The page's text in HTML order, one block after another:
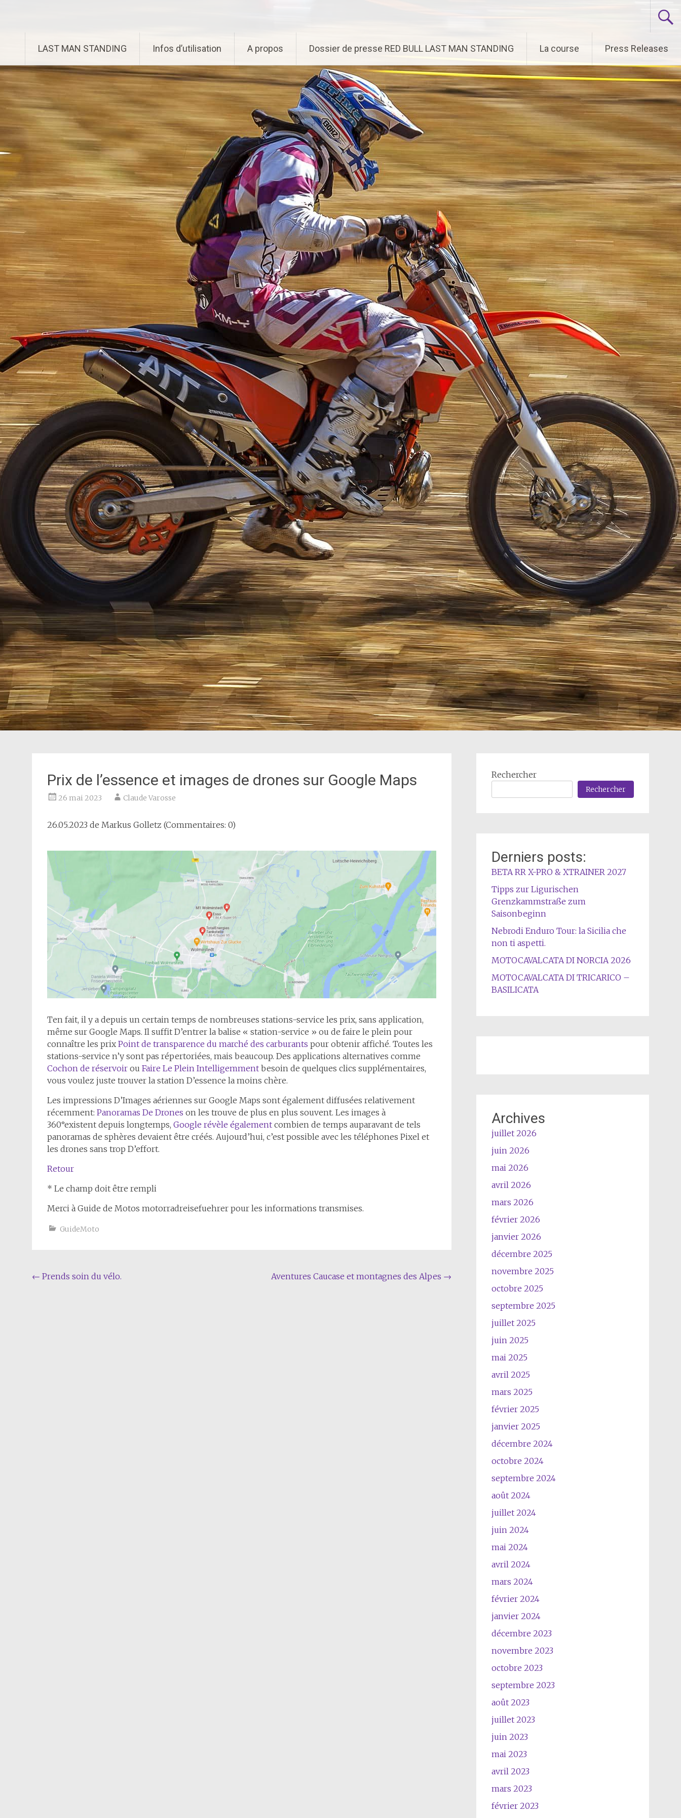
contenu
LAST MAN STANDING Infos d’utilisation A propos Dossier de presse RED BULL LAST MAN STANDING La course Press Releases
Prix de l’essence et images de drones sur Google Maps
26 mai 2023 Claude Varosse
26.05.2023 de Markus Golletz (Commentaires: 0)
Ten fait, il y a depuis un certain temps de nombreuses stations-service les prix, sans application,
même sur Google Maps. Il suffit D’entrer la balise « station-service » ou de faire le plein pour
connaître les prix Point de transparence du marché des carburants pour obtenir affiché. Toutes les
stations-service n’y sont pas répertoriées, mais beaucoup. Des applications alternatives comme
Cochon de réservoir ou Faire Le Plein Intelligemment besoin de quelques clics supplémentaires,
vous voulez juste trouver la station D’essence la moins chère.
Les impressions D’Images aériennes sur Google Maps sont également diffusées relativement
récemment: Panoramas De Drones on les trouve de plus en plus souvent. Les images à
360°existent depuis longtemps, Google révèle également combien de temps auparavant de tels
panoramas de sphères devaient être créés. Aujourd’hui, c’est possible avec les téléphones Pixel et
les drones sans trop D’effort.
Retour
* Le champ doit être rempli
Merci à Guide de Motos motorradreisefuehrer pour les informations transmises.
GuideMoto
Navigation
← Prends soin du vélo. Aventures Caucase et montagnes des Alpes →
Rechercher
Rechercher
Derniers posts:
BETA RR X-PRO & XTRAINER 2027
Tipps zur Ligurischen
Grenzkammstraße zum
Saisonbeginn
Nebrodi Enduro Tour: la Sicilia che
non ti aspetti.
MOTOCAVALCATA DI NORCIA 2026
MOTOCAVALCATA DI TRICARICO –
BASILICATA
Archives
juillet 2026
juin 2026
mai 2026
avril 2026
mars 2026
février 2026
janvier 2026
décembre 2025
novembre 2025
octobre 2025
septembre 2025
juillet 2025
juin 2025
mai 2025
avril 2025
mars 2025
février 2025
janvier 2025
décembre 2024
octobre 2024
septembre 2024
août 2024
juillet 2024
juin 2024
mai 2024
avril 2024
mars 2024
février 2024
janvier 2024
décembre 2023
novembre 2023
octobre 2023
septembre 2023
août 2023
juillet 2023
juin 2023
mai 2023
avril 2023
mars 2023
février 2023